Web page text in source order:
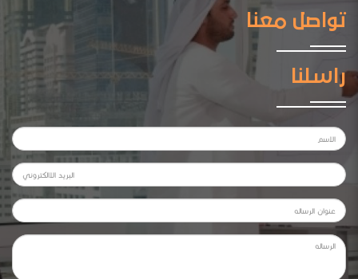
تواصل معنا
راسلنا